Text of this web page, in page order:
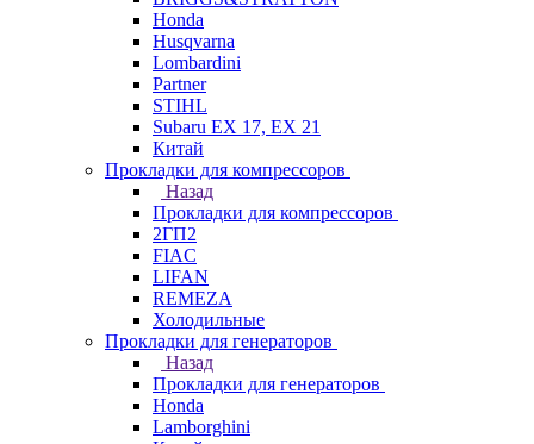
Honda
Husqvarna
Lombardini
Partner
STIHL
Subaru EX 17, EX 21
Китай
Прокладки для компрессоров
Назад
Прокладки для компрессоров
2ГП2
FIAC
LIFAN
REMEZA
Холодильные
Прокладки для генераторов
Назад
Прокладки для генераторов
Honda
Lamborghini